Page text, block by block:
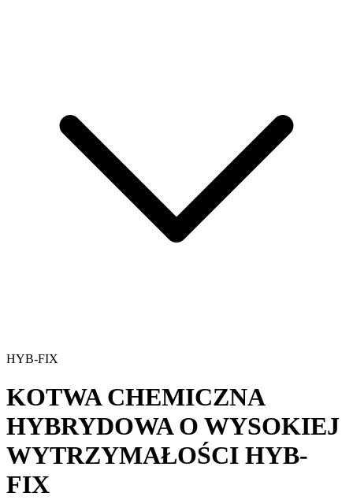
HYB-FIX
KOTWA CHEMICZNA
HYBRYDOWA O WYSOKIEJ
WYTRZYMAŁOŚCI HYB-
FIX